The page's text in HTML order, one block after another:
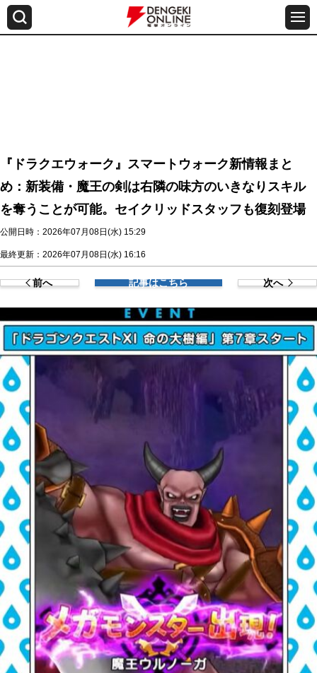
『ドラクエウォーク』スマートウォーク新情報まと
め：新装備・魔王の剣は右隣の味方のいきなりスキル
を奪うことが可能。セイクリッドスタッフも復刻登場
公開日時：2026年07月08日(水) 15:29
最終更新：2026年07月08日(水) 16:16
前へ 記事はこちら 次へ